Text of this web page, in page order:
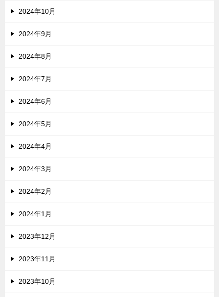
2024年10月
2024年9月
2024年8月
2024年7月
2024年6月
2024年5月
2024年4月
2024年3月
2024年2月
2024年1月
2023年12月
2023年11月
2023年10月